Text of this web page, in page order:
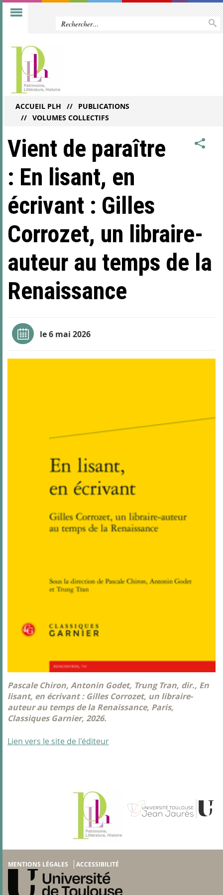
ACCUEIL PLH
PUBLICATIONS
VOLUMES COLLECTIFS
Vient de paraître
: En lisant, en
écrivant : Gilles
Corrozet, un libraire-
auteur au temps de la
Renaissance
le 6 mai 2026
Pascale Chiron, Antonin Godet, Trung Tran, dir., En
lisant, en écrivant : Gilles Corrozet, un libraire-
auteur au temps de la Renaissance, Paris,
Classiques Garnier, 2026.
Lien vers le site de l'éditeur
MENTIONS LÉGALES ACCESSIBILITÉ